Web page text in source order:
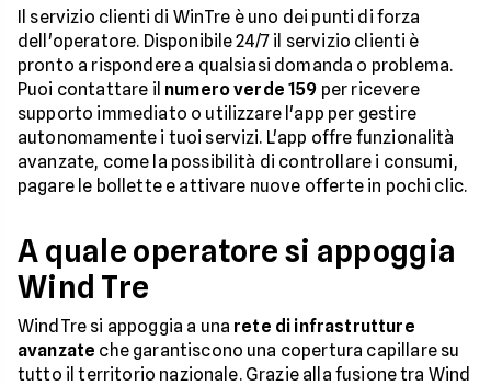
Il servizio clienti di WinTre è uno dei punti di forza
dell'operatore. Disponibile 24/7 il servizio clienti è
pronto a rispondere a qualsiasi domanda o problema.
Puoi contattare il numero verde 159 per ricevere
supporto immediato o utilizzare l'app per gestire
autonomamente i tuoi servizi. L'app offre funzionalità
avanzate, come la possibilità di controllare i consumi,
pagare le bollette e attivare nuove offerte in pochi clic.
A quale operatore si appoggia
Wind Tre
WindTre si appoggia a una rete di infrastrutture
avanzate che garantiscono una copertura capillare su
tutto il territorio nazionale. Grazie alla fusione tra Wind